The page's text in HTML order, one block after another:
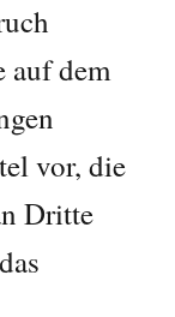
auf dem
vor, die
Dritte